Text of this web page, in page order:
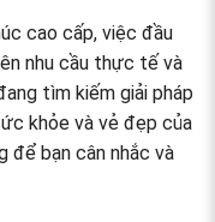
cao cấp, việc đầu
nhu cầu thực tế và
tìm kiếm giải pháp
khỏe và vẻ đẹp của
để bạn cân nhắc và